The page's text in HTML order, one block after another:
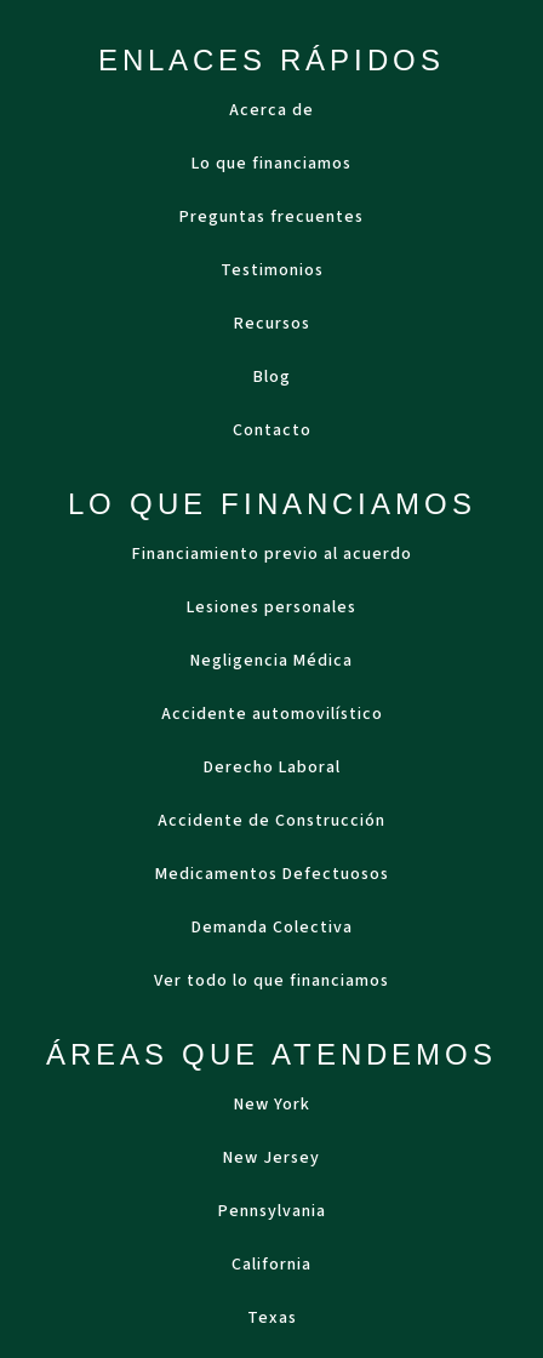
ENLACES RÁPIDOS
Acerca de
Lo que financiamos
Preguntas frecuentes
Testimonios
Recursos
Blog
Contacto
LO QUE FINANCIAMOS
Financiamiento previo al acuerdo
Lesiones personales
Negligencia Médica
Accidente automovilístico
Derecho Laboral
Accidente de Construcción
Medicamentos Defectuosos
Demanda Colectiva
Ver todo lo que financiamos
ÁREAS QUE ATENDEMOS
New York
New Jersey
Pennsylvania
California
Texas